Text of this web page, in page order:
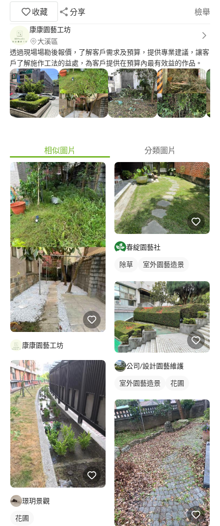
收藏
分享 檢舉
康康園藝工坊
大溪區
透過現場場勘後報價，了解客戶需求及預算，提供專業建議，讓客
戶了解施作工法的益處，為客戶提供在預算內最有效益的作品。
相似圖片 分類圖片
康康園藝工坊
璟玥景觀
花圃
春綻園藝社
除草
室外園藝造景
公司/設計園藝維護
室外園藝造景 花圃